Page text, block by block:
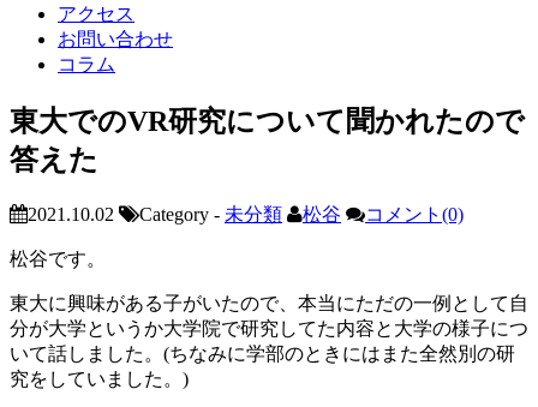
アクセス
お問い合わせ
コラム
東大でのVR研究について聞かれたので
答えた
2021.10.02 Category - 未分類 松谷 コメント(0)
松谷です。
東大に興味がある子がいたので、本当にただの一例として自
分が大学というか大学院で研究してた内容と大学の様子につ
いて話しました。(ちなみに学部のときにはまた全然別の研
究をしていました。)